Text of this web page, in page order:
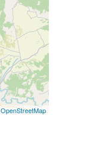
OpenStreetMap